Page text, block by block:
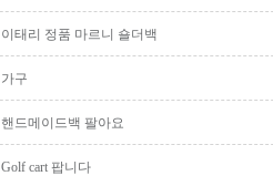
이태리 정품 마르니 숄더백
가구
핸드메이드백 팔아요
Golf cart 팝니다